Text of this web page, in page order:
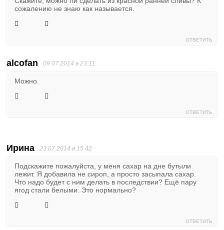
сожалению не знаю как называется.
ОТВЕТИТЬ
alcofan 09.07.2014 в 23:11
Можно.
ОТВЕТИТЬ
Ирина 23.07.2014 в 15:42
Подскажите пожалуйста, у меня сахар на дне бутыли
лежит. Я добавила не сироп, а просто засыпала сахар.
Что надо будет с ним делать в последствии? Ещё пару
ягод стали белыми. Это нормально?
ОТВЕТИТЬ